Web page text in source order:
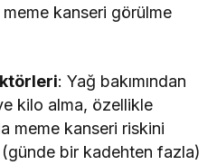
meme kanseri görülme
: Yağ bakımından
kilo alma, özellikle
meme kanseri riskini
(günde bir kadehten fazla)